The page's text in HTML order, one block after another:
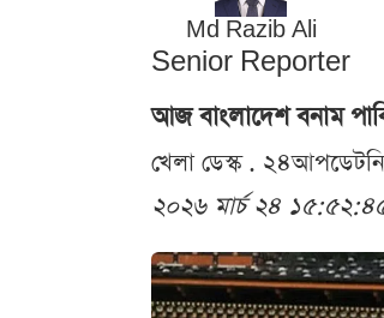
Md Razib Ali
Senior Reporter
আজ বাংলাদেশ বনাম
খেলা ডেস্ক .
২০২৬ মার্চ ২৪